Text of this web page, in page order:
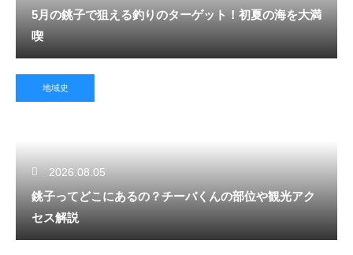
5月の銚子で狙える釣りのターゲット！初夏の海を大満
喫
地域史
2026.08.05
銚子ってどこにあるの？チーバくんの部位や観光アク
セス解説